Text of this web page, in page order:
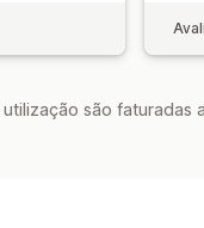
são faturadas